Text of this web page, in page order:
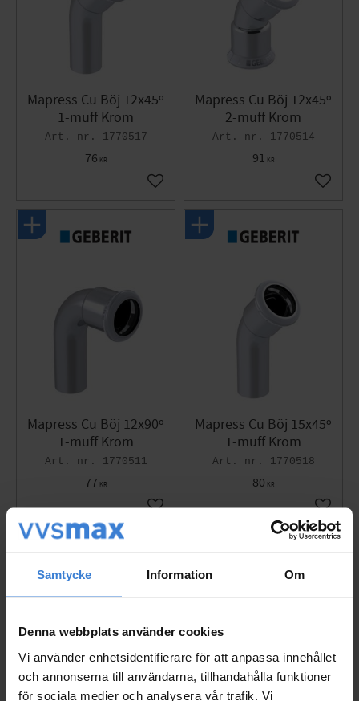
Samtycke Information Om
Denna webbplats använder cookies
Vi använder enhetsidentifierare för att anpassa innehållet
och annonserna till användarna, tillhandahålla funktioner
för sociala medier och analysera vår trafik. Vi
Mapress Cu Böj 12x45º
1-muff Krom
1770517
76 KR
Lägg till i favoriter
Mapress Cu Böj 12x45º
2-muff Krom
1770514
91 KR
Lägg
Mapress Cu Böj 12x90º
1-muff Krom
1770511
77 KR
Lägg till i favoriter
Mapress Cu Böj 15x45º
1-muff Krom
1770518
80 KR
Lägg